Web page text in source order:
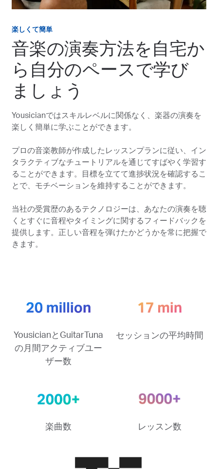
楽しくて簡単
音楽の演奏方法を自宅か
ら自分のペースで学び
ましょう
Yousicianではスキルレベルに関係なく、楽器の演奏を
楽しく簡単に学ぶことができます。
プロの音楽教師が作成したレッスンプランに従い、イン
タラクティブなチュートリアルを通じてすばやく学習す
ることができます。目標を立てて進捗状況を確認するこ
とで、モチベーションを維持することができます。
当社の受賞歴のあるテクノロジーは、あなたの演奏を聴
くとすぐに音程やタイミングに関するフィードバックを
提供します。正しい音程を弾けたかどうかを常に把握で
きます。
YousicianとGuitarTuna
の月間アクティブユー
ザー数
セッションの平均時間
楽曲数 レッスン数